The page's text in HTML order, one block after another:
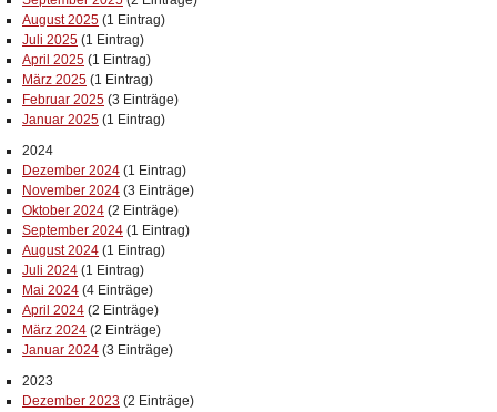
August 2025 (1 Eintrag)
Juli 2025 (1 Eintrag)
April 2025 (1 Eintrag)
März 2025 (1 Eintrag)
Februar 2025 (3 Einträge)
Januar 2025 (1 Eintrag)
2024
Dezember 2024 (1 Eintrag)
November 2024 (3 Einträge)
Oktober 2024 (2 Einträge)
September 2024 (1 Eintrag)
August 2024 (1 Eintrag)
Juli 2024 (1 Eintrag)
Mai 2024 (4 Einträge)
April 2024 (2 Einträge)
März 2024 (2 Einträge)
Januar 2024 (3 Einträge)
2023
Dezember 2023 (2 Einträge)